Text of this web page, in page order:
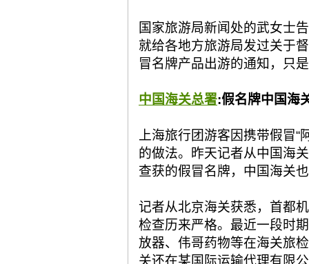
国家旅游局新闻处的武女士
就给各地方旅游局发过关于
冒名牌产品出游的通知，只
中国海关总署:假名牌中国海
上海旅行团游客因携带假冒
的做法。昨天记者从中国海
查获的假冒名牌，中国海关
记者从北京海关获悉，首都
检查历来严格。最近一段时
放器、伟哥药物等在海关旅
关还在某国际运输代理有限